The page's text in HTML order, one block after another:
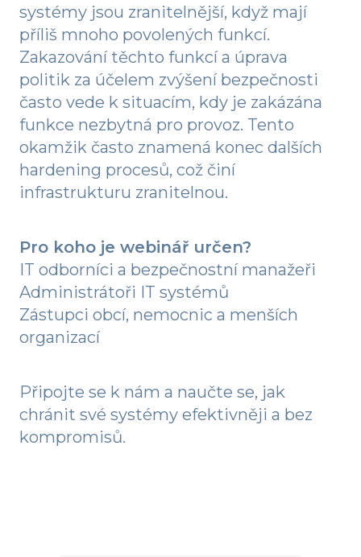
systémy jsou zranitelnější, když mají
příliš mnoho povolených funkcí.
Zakazování těchto funkcí a úprava
politik za účelem zvýšení bezpečnosti
často vede k situacím, kdy je zakázána
funkce nezbytná pro provoz. Tento
okamžik často znamená konec dalších
hardening procesů, což činí
infrastrukturu zranitelnou.
Pro koho je webinář určen?
IT odborníci a bezpečnostní manažeři
Administrátoři IT systémů
Zástupci obcí, nemocnic a menších
organizací
Připojte se k nám a naučte se, jak
chránit své systémy efektivněji a bez
kompromisů.